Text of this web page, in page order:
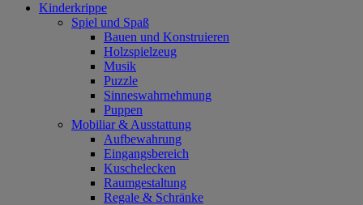
Kinderkrippe
Spiel und Spaß
Bauen und Konstruieren
Holzspielzeug
Musik
Puzzle
Sinneswahrnehmung
Puppen
Mobiliar & Ausstattung
Aufbewahrung
Eingangsbereich
Kuschelecken
Raumgestaltung
Regale & Schränke